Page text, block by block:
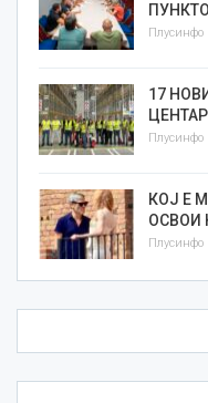
Плусинфо
17
Плусинфо
КОЈ Е
ОСВОИ
Плусинфо